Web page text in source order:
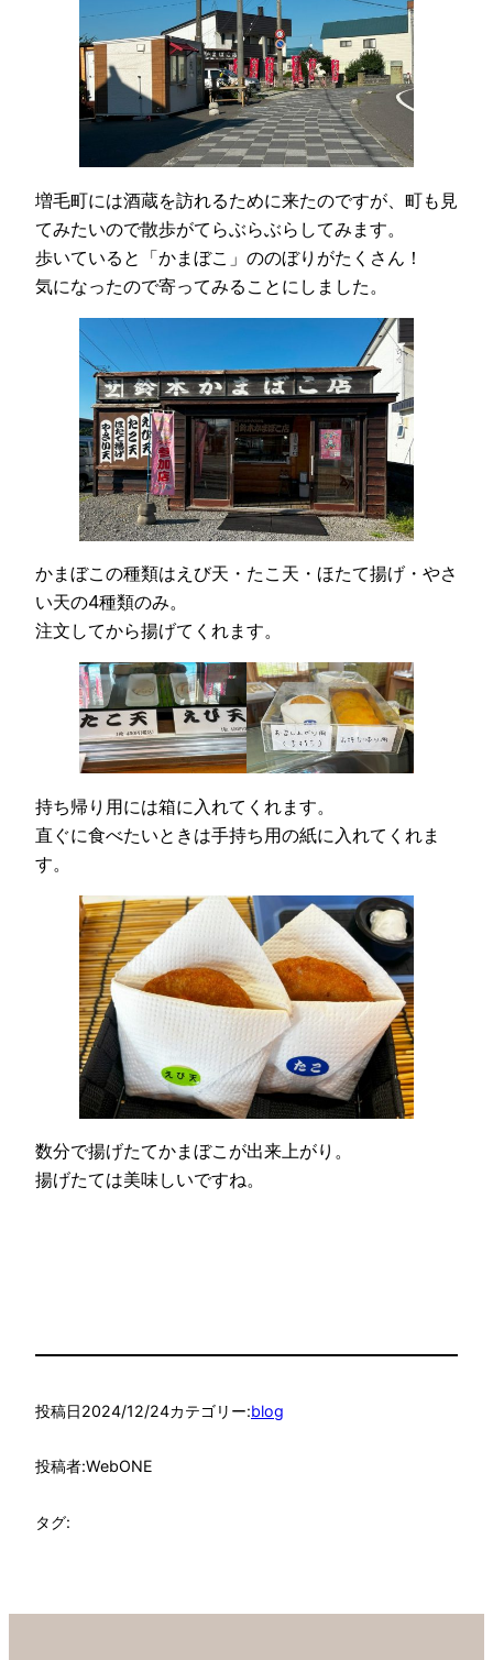
増毛町には酒蔵を訪れるために来たのですが、町も見
てみたいので散歩がてらぶらぶらしてみます。
歩いていると「かまぼこ」ののぼりがたくさん！
気になったので寄ってみることにしました。
かまぼこの種類はえび天・たこ天・ほたて揚げ・やさ
い天の4種類のみ。
注文してから揚げてくれます。
持ち帰り用には箱に入れてくれます。
直ぐに食べたいときは手持ち用の紙に入れてくれま
す。
数分で揚げたてかまぼこが出来上がり。
揚げたては美味しいですね。
投稿日2024/12/24カテゴリー:blog
投稿者:WebONE
タグ: